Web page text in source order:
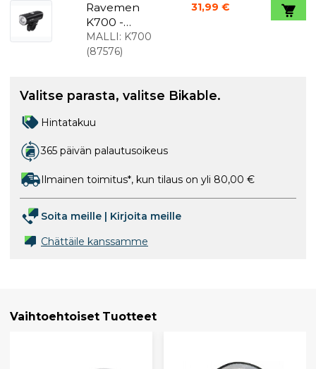
Ravemen
K700 -
etuvalo 700
Lumen
MALLI: K700
(87576)
31,99 €
Valitse parasta, valitse Bikable.
Hintatakuu
365 päivän palautusoikeus
Ilmainen toimitus*, kun tilaus on yli 80,00 €
Soita meille | Kirjoita meille
Chättäile kanssamme
Vaihtoehtoiset Tuotteet